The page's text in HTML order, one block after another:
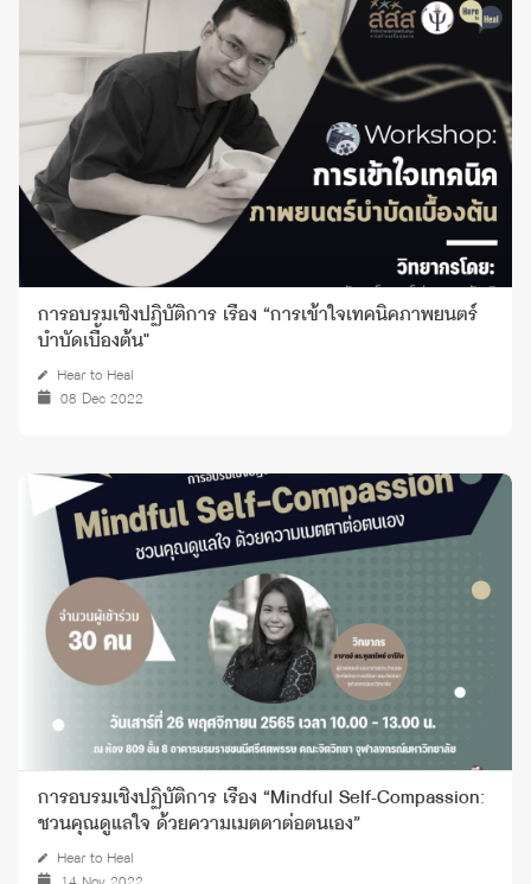
การอบรมเชิงปฏิบัติการ เรื่อง “การเข้าใจเทคนิคภาพยนตร์
บำบัดเบื้องต้น"
Hear to Heal
08 Dec 2022
การอบรมเชิงปฏิบัติการ เรื่อง “Mindful Self-Compassion:
ชวนคุณดูแลใจ ด้วยความเมตตาต่อตนเอง”
Hear to Heal